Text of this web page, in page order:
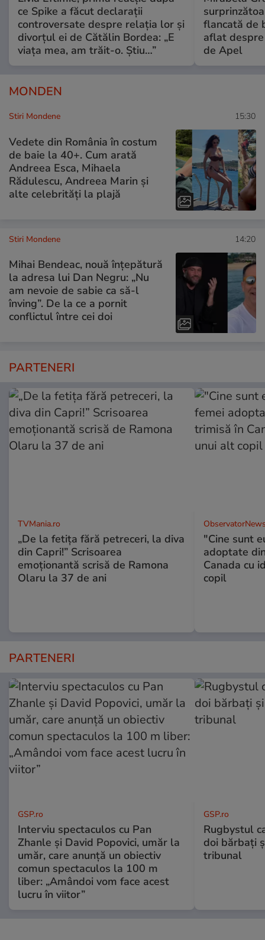
ce Spike a făcut declarații
controversate despre relația lor și
divorțul ei de Cătălin Bordea: „E
viața mea, am trăit-o. Știu…”
flancată de
aflat
de Apel
MONDEN
Stiri Mondene 15:30
Vedete din România în costum
de baie la 40+. Cum arată
Andreea Esca, Mihaela
Rădulescu, Andreea Marin și
alte celebrități la plajă
Stiri Mondene 14:20
Mihai Bendeac, nouă înțepătură
la adresa lui Dan Negru: „Nu
am nevoie de sabie ca să-l
înving”. De la ce a pornit
conflictul între cei doi
PARTENERI
TVMania.ro
„De la fetița fără petreceri, la diva
din Capri!” Scrisoarea
emoționantă scrisă de Ramona
Olaru la 37 de ani
"Cine sunt
adoptate
Canada cu
copil
PARTENERI
GSP.ro
Interviu spectaculos cu Pan
Zhanle și David Popovici, umăr la
umăr, care anunță un obiectiv
comun spectaculos la 100 m
liber: „Amândoi vom face acest
lucru în viitor”
GSP.ro
Rugbystul
doi bărbați
tribunal